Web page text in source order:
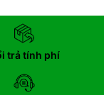
trả tính phí